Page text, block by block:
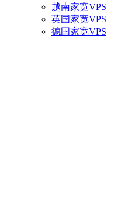
越南家宽VPS
英国家宽VPS
德国家宽VPS